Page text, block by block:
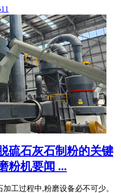
硫石灰石制粉的关键
机要闻 ...
工过程中,粉磨设备必不可少。